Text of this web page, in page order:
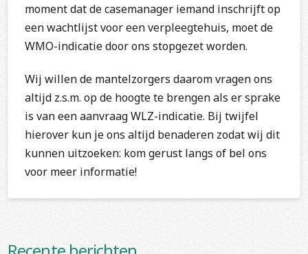
moment dat de casemanager iemand inschrijft op
een wachtlijst voor een verpleegtehuis, moet de
WMO-indicatie door ons stopgezet worden.
Wij willen de mantelzorgers daarom vragen ons
altijd z.s.m. op de hoogte te brengen als er sprake
is van een aanvraag WLZ-indicatie. Bij twijfel
hierover kun je ons altijd benaderen zodat wij dit
kunnen uitzoeken: kom gerust langs of bel ons
voor meer informatie!